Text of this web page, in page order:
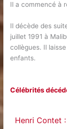
Il a commencé à
Il décède des
juillet 1991 à
collègues. Il
enfants.
Célébrités
Henri Contet